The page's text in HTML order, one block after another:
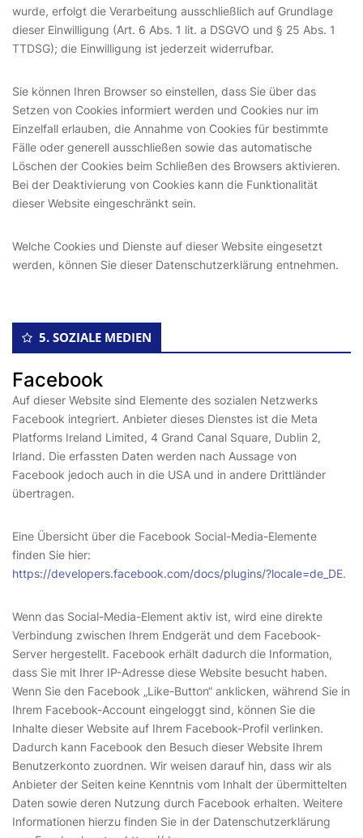
wurde, erfolgt die Verarbeitung ausschließlich auf Grundlage
dieser Einwilligung (Art. 6 Abs. 1 lit. a DSGVO und § 25 Abs. 1
TTDSG); die Einwilligung ist jederzeit widerrufbar.
Sie können Ihren Browser so einstellen, dass Sie über das
Setzen von Cookies informiert werden und Cookies nur im
Einzelfall erlauben, die Annahme von Cookies für bestimmte
Fälle oder generell ausschließen sowie das automatische
Löschen der Cookies beim Schließen des Browsers aktivieren.
Bei der Deaktivierung von Cookies kann die Funktionalität
dieser Website eingeschränkt sein.
Welche Cookies und Dienste auf dieser Website eingesetzt
werden, können Sie dieser Datenschutzerklärung entnehmen.
5. SOZIALE MEDIEN
Facebook
Auf dieser Website sind Elemente des sozialen Netzwerks
Facebook integriert. Anbieter dieses Dienstes ist die Meta
Platforms Ireland Limited, 4 Grand Canal Square, Dublin 2,
Irland. Die erfassten Daten werden nach Aussage von
Facebook jedoch auch in die USA und in andere Drittländer
übertragen.
Eine Übersicht über die Facebook Social-Media-Elemente
finden Sie hier:
https://developers.facebook.com/docs/plugins/?locale=de_DE.
Wenn das Social-Media-Element aktiv ist, wird eine direkte
Verbindung zwischen Ihrem Endgerät und dem Facebook-
Server hergestellt. Facebook erhält dadurch die Information,
dass Sie mit Ihrer IP-Adresse diese Website besucht haben.
Wenn Sie den Facebook „Like-Button“ anklicken, während Sie in
Ihrem Facebook-Account eingeloggt sind, können Sie die
Inhalte dieser Website auf Ihrem Facebook-Profil verlinken.
Dadurch kann Facebook den Besuch dieser Website Ihrem
Benutzerkonto zuordnen. Wir weisen darauf hin, dass wir als
Anbieter der Seiten keine Kenntnis vom Inhalt der übermittelten
Daten sowie deren Nutzung durch Facebook erhalten. Weitere
Informationen hierzu finden Sie in der Datenschutzerklärung